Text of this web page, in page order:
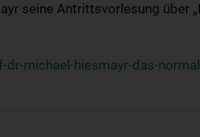
seine Antrittsvorlesung über
michael-hiesmayr-das-